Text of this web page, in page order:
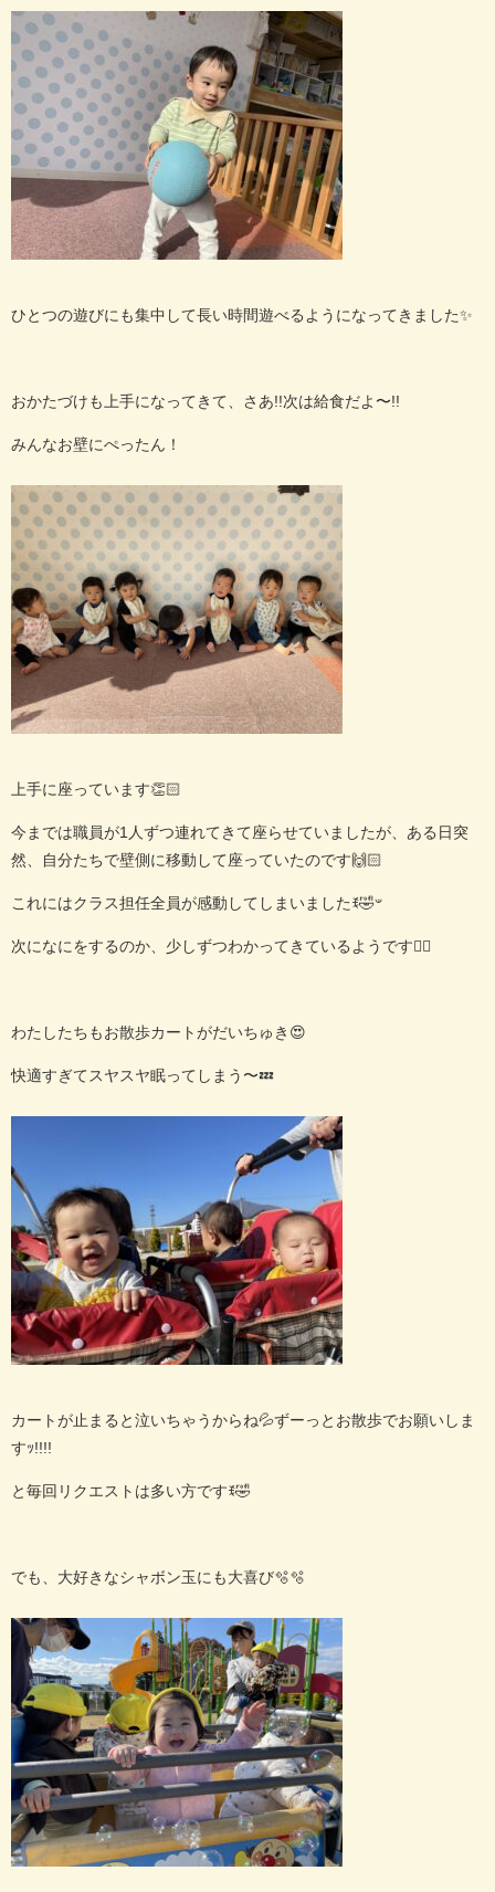
ひとつの遊びにも集中して長い時間遊べるようになってきました✨
おかたづけも上手になってきて、さあ!!次は給食だよ〜!!
みんなお壁にぺったん！
上手に座っています👏🏻
今までは職員が1人ずつ連れてきて座らせていましたが、ある日突
然、自分たちで壁側に移動して座っていたのです🙌🏻
これにはクラス担任全員が感動してしまいましたꉂ🤣𐤔
次になにをするのか、少しずつわかってきているようです🙆‍♀️
わたしたちもお散歩カートがだいちゅき😍
快適すぎてスヤスヤ眠ってしまう〜💤
カートが止まると泣いちゃうからね💦ずーっとお散歩でお願いしま
すｯ!!!!
と毎回リクエストは多い方ですꉂ🤣
でも、大好きなシャボン玉にも大喜び‎🫧🫧